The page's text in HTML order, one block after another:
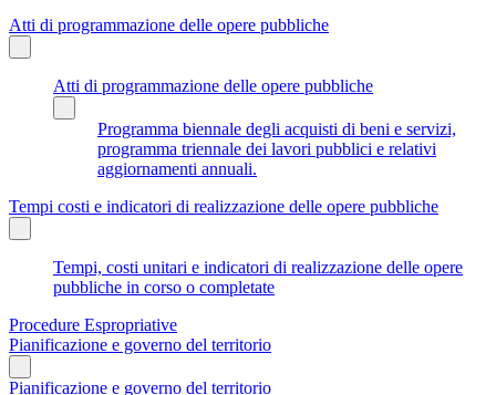
Atti di programmazione delle opere pubbliche
Atti di programmazione delle opere pubbliche
Programma biennale degli acquisti di beni e servizi,
programma triennale dei lavori pubblici e relativi
aggiornamenti annuali.
Tempi costi e indicatori di realizzazione delle opere pubbliche
Tempi, costi unitari e indicatori di realizzazione delle opere
pubbliche in corso o completate
Procedure Espropriative
Pianificazione e governo del territorio
Pianificazione e governo del territorio